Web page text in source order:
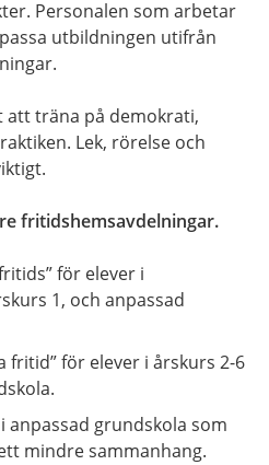
Personalen som arbetar
utbildningen utifrån
att träna på demokrati,
Lek, rörelse och
fritidshemsavdelningar.
för elever i
1, och anpassad
fritid” för elever i årskurs 2-6
anpassad grundskola som
mindre sammanhang.